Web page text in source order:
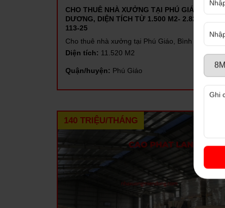
CHO THUÊ NHÀ XƯỞNG TẠI PHÚ GIÁO, BÌNH
DƯƠNG, DIỆN TÍCH TỪ 1.500 M2- 2.820 M2, SP:
113-25
Cho thuê nhà xưởng tại Phú Giáo, Bình Dương
Diện tích: 11.520 M2
Quận/huyện: Phú Giáo
140 TRIỆU/THÁNG